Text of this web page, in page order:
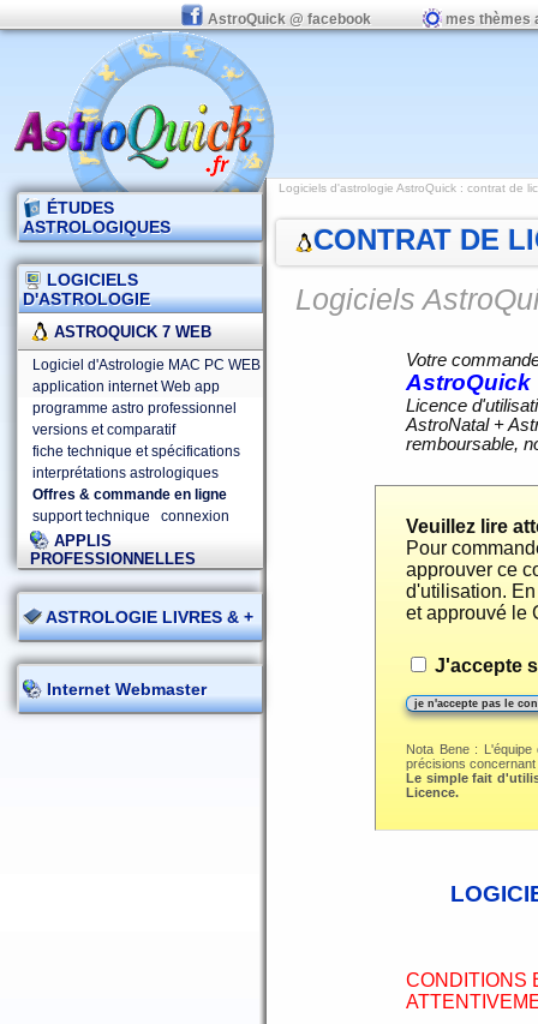
AstroQuick @ facebook mes thèmes
ÉTUDES
ASTROLOGIQUES
LOGICIELS
D'ASTROLOGIE
ASTROQUICK 7 WEB
Logiciel d'Astrologie MAC PC WEB
application internet Web app
programme astro professionnel
versions et comparatif
fiche technique et spécifications
interprétations astrologiques
Offres & commande en ligne
support technique
connexion
APPLIS
PROFESSIONNELLES
ASTROLOGIE LIVRES & +
Internet Webmaster
Logiciels d'astrologie AstroQuick : contrat de
CONTRAT DE
Logiciels
Votre
AstroQuick
Licence
AstroNatal +
remboursable,
Veuillez lire
Pour
approuver ce
d'utilisation.
et approuvé le
J'accepte
Nota Bene :
précisions concernant
Le simple fait
Licence.
CONDITIONS